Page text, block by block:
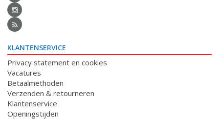
KLANTENSERVICE
Privacy statement en cookies
Vacatures
Betaalmethoden
Verzenden & retourneren
Klantenservice
Openingstijden